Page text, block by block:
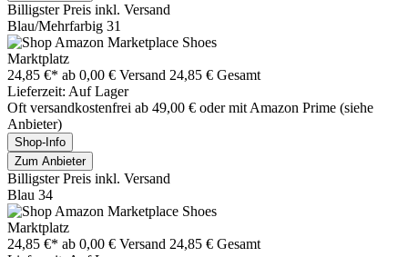
Billigster Preis inkl. Versand
Blau/Mehrfarbig 31
Marktplatz
24,85 €* ab 0,00 € Versand 24,85 € Gesamt
Lieferzeit: Auf Lager
Oft versandkostenfrei ab 49,00 € oder mit Amazon Prime (siehe
Anbieter)
Shop-Info
Zum Anbieter
Billigster Preis inkl. Versand
Blau 34
Marktplatz
24,85 €* ab 0,00 € Versand 24,85 € Gesamt